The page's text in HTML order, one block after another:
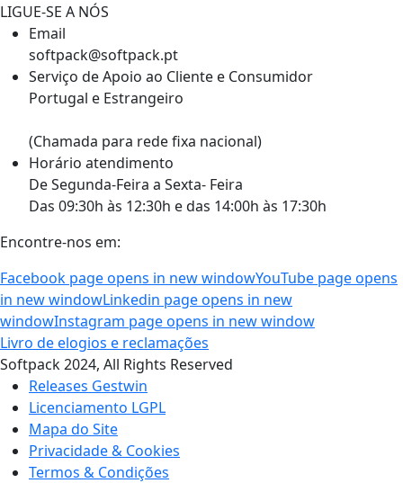
LIGUE-SE A NÓS
Email
softpack@softpack.pt
Serviço de Apoio ao Cliente e Consumidor
Portugal e Estrangeiro
(Chamada para rede fixa nacional)
Horário atendimento
De Segunda-Feira a Sexta- Feira
Das 09:30h às 12:30h e das 14:00h às 17:30h
Encontre-nos em:
Facebook page opens in new windowYouTube page opens
in new windowLinkedin page opens in new
windowInstagram page opens in new window
Livro de elogios e reclamações
Softpack 2024, All Rights Reserved
Releases Gestwin
Licenciamento LGPL
Mapa do Site
Privacidade & Cookies
Termos & Condições